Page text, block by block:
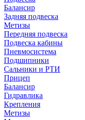
Балансир
Задняя подвеска
Метизы
Передняя подвеска
Подвеска кабины
Пневмосистема
Подшипники
Сальники и РТИ
Прицеп
Балансир
Гидравлика
Крепления
Метизы